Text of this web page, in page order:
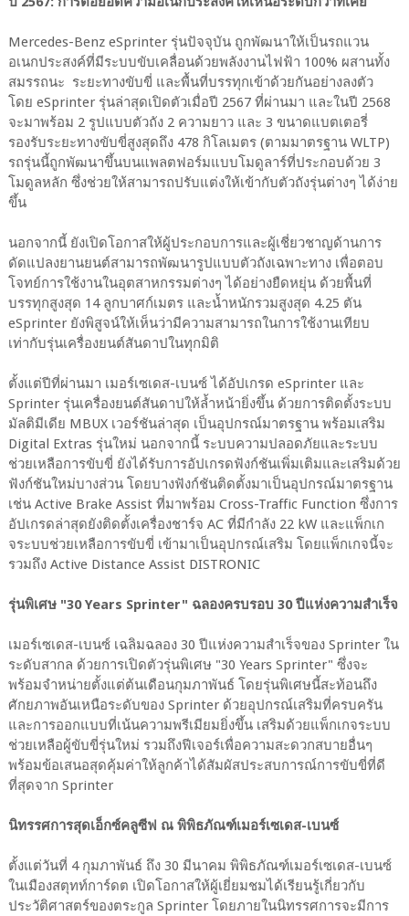
Mercedes-Benz eSprinter รุ่นปัจจุบัน ถูกพัฒนาให้เป็นรถแวน
อเนกประสงค์ที่มีระบบขับเคลื่อนด้วยพลังงานไฟฟ้า 100% ผสานทั้ง
สมรรถนะ ระยะทางขับขี่ และพื้นที่บรรทุกเข้าด้วยกันอย่างลงตัว
โดย eSprinter รุ่นล่าสุดเปิดตัวเมื่อปี 2567 ที่ผ่านมา และในปี 2568
จะมาพร้อม 2 รูปแบบตัวถัง 2 ความยาว และ 3 ขนาดแบตเตอรี่
รองรับระยะทางขับขี่สูงสุดถึง 478 กิโลเมตร (ตามมาตรฐาน WLTP)
รถรุ่นนี้ถูกพัฒนาขึ้นบนแพลตฟอร์มแบบโมดูลาร์ที่ประกอบด้วย 3
โมดูลหลัก ซึ่งช่วยให้สามารถปรับแต่งให้เข้ากับตัวถังรุ่นต่างๆ ได้ง่าย
ขึ้น
นอกจากนี้ ยังเปิดโอกาสให้ผู้ประกอบการและผู้เชี่ยวชาญด้านการ
ดัดแปลงยานยนต์สามารถพัฒนารูปแบบตัวถังเฉพาะทาง เพื่อตอบ
โจทย์การใช้งานในอุตสาหกรรมต่างๆ ได้อย่างยืดหยุ่น ด้วยพื้นที่
บรรทุกสูงสุด 14 ลูกบาศก์เมตร และน้ำหนักรวมสูงสุด 4.25 ตัน
eSprinter ยังพิสูจน์ให้เห็นว่ามีความสามารถในการใช้งานเทียบ
เท่ากับรุ่นเครื่องยนต์สันดาปในทุกมิติ
ตั้งแต่ปีที่ผ่านมา เมอร์เซเดส-เบนซ์ ได้อัปเกรด eSprinter และ
Sprinter รุ่นเครื่องยนต์สันดาปให้ล้ำหน้ายิ่งขึ้น ด้วยการติดตั้งระบบ
มัลติมีเดีย MBUX เวอร์ชันล่าสุด เป็นอุปกรณ์มาตรฐาน พร้อมเสริม
Digital Extras รุ่นใหม่ นอกจากนี้ ระบบความปลอดภัยและระบบ
ช่วยเหลือการขับขี่ ยังได้รับการอัปเกรดฟังก์ชันเพิ่มเติมและเสริมด้วย
ฟังก์ชันใหม่บางส่วน โดยบางฟังก์ชันติดตั้งมาเป็นอุปกรณ์มาตรฐาน
เช่น Active Brake Assist ที่มาพร้อม Cross-Traffic Function ซึ่งการ
อัปเกรดล่าสุดยังติดตั้งเครื่องชาร์จ AC ที่มีกำลัง 22 kW และแพ็กเก
จระบบช่วยเหลือการขับขี่ เข้ามาเป็นอุปกรณ์เสริม โดยแพ็กเกจนี้จะ
รวมถึง Active Distance Assist DISTRONIC
รุ่นพิเศษ "30 Years Sprinter" ฉลองครบรอบ 30 ปีแห่งความสำเร็จ
เมอร์เซเดส-เบนซ์ เฉลิมฉลอง 30 ปีแห่งความสำเร็จของ Sprinter ใน
ระดับสากล ด้วยการเปิดตัวรุ่นพิเศษ "30 Years Sprinter" ซึ่งจะ
พร้อมจำหน่ายตั้งแต่ต้นเดือนกุมภาพันธ์ โดยรุ่นพิเศษนี้สะท้อนถึง
ศักยภาพอันเหนือระดับของ Sprinter ด้วยอุปกรณ์เสริมที่ครบครัน
และการออกแบบที่เน้นความพรีเมียมยิ่งขึ้น เสริมด้วยแพ็กเกจระบบ
ช่วยเหลือผู้ขับขี่รุ่นใหม่ รวมถึงฟีเจอร์เพื่อความสะดวกสบายอื่นๆ
พร้อมข้อเสนอสุดคุ้มค่าให้ลูกค้าได้สัมผัสประสบการณ์การขับขี่ที่ดี
ที่สุดจาก Sprinter
นิทรรศการสุดเอ็กซ์คลูซีฟ ณ พิพิธภัณฑ์เมอร์เซเดส-เบนซ์
ตั้งแต่วันที่ 4 กุมภาพันธ์ ถึง 30 มีนาคม พิพิธภัณฑ์เมอร์เซเดส-เบนซ์
ในเมืองสตุทท์การ์ดต เปิดโอกาสให้ผู้เยี่ยมชมได้เรียนรู้เกี่ยวกับ
ประวัติศาสตร์ของตระกูล Sprinter โดยภายในนิทรรศการจะมีการ